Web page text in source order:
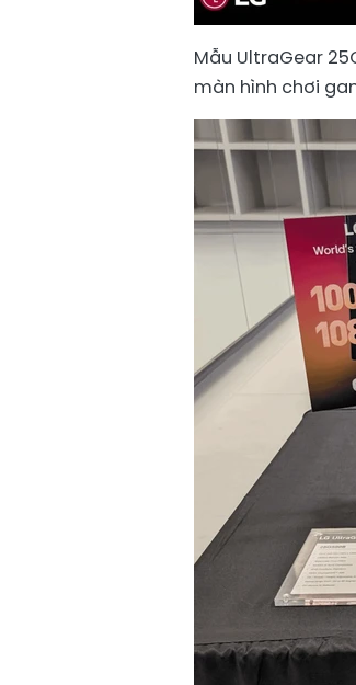
Mẫu UltraGear
màn hình chơi